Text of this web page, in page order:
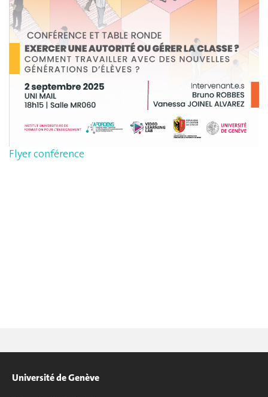
Flyer conférence
Université de Genève